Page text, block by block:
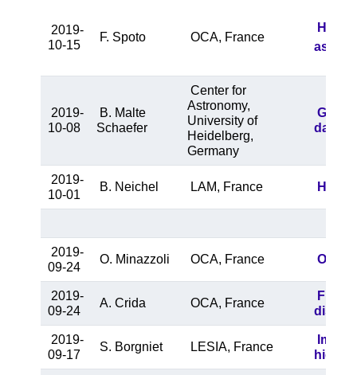
2019-
10-15
F. Spoto OCA, France
How
2019-
10-08
B. Malte
Schaefer
Center for
Astronomy,
University of
Heidelberg,
Germany
Good
data
2019-
10-01
B. Neichel LAM, France
2019-
09-24
O. Minazzoli OCA, France Open
2019-
09-24
A. Crida OCA, France
From
2019-
09-17
S. Borgniet LESIA, France
high-